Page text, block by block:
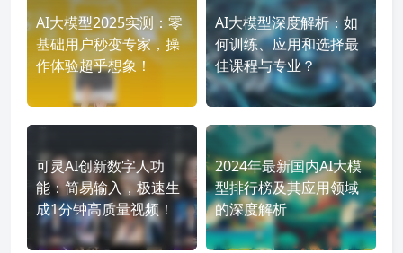
AI大模型2025实测：零
基础用户秒变专家，操
作体验超乎想象！
AI大模型深度解析：如
何训练、应用和选择最
佳课程与专业？
可灵AI创新数字人功
能：简易输入，极速生
成1分钟高质量视频！
2024年最新国内AI大模
型排行榜及其应用领域
的深度解析